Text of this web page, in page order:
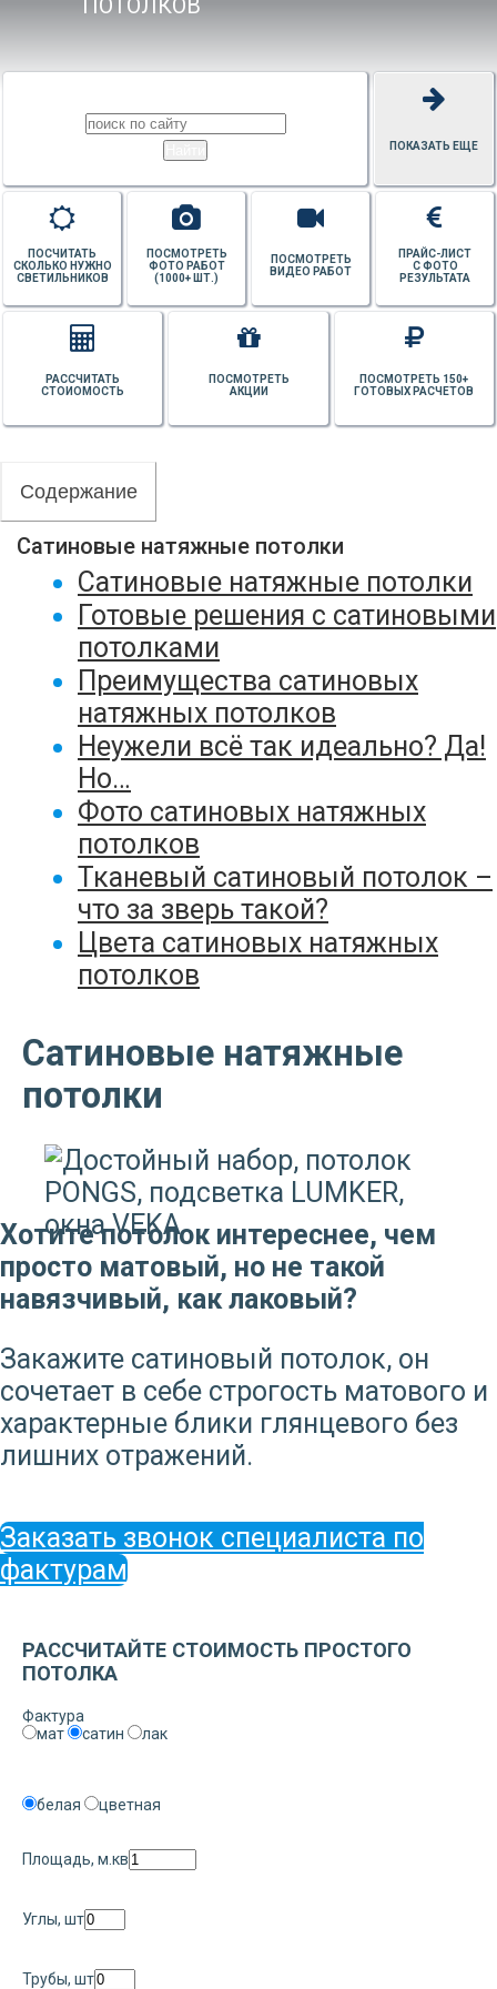
ПОКАЗАТЬ ЕЩЕ
ПРАЙС-ЛИСТ
С ФОТО
РЕЗУЛЬТАТА
ПОСМОТРЕТЬ
ВИДЕО РАБОТ
ПОСМОТРЕТЬ
ФОТО РАБОТ
(1000+ ШТ.)
ПОСЧИТАТЬ
СКОЛЬКО НУЖНО
СВЕТИЛЬНИКОВ
ПОСМОТРЕТЬ 150+
ГОТОВЫХ РАСЧЕТОВ
ПОСМОТРЕТЬ
АКЦИИ
РАССЧИТАТЬ
СТОИОМОСТЬ
Содержание
Сатиновые натяжные потолки
Сатиновые натяжные потолки
Готовые решения с сатиновыми
потолками
Преимущества сатиновых
натяжных потолков
Неужели всё так идеально? Да!
Но…
Фото сатиновых натяжных
потолков
Тканевый сатиновый потолок –
что за зверь такой?
Цвета сатиновых натяжных
потолков
Сатиновые натяжные
потолки
Хотите потолок интереснее, чем
просто матовый, но не такой
навязчивый, как лаковый?
Закажите сатиновый потолок, он
сочетает в себе строгость матового и
характерные блики глянцевого без
лишних отражений.
Заказать звонок специалиста по
фактурам
РАССЧИТАЙТЕ СТОИМОСТЬ ПРОСТОГО
ПОТОЛКА
Фактура
мат
сатин лак
белая цветная
Площадь, м.кв
Углы, шт
Трубы, шт